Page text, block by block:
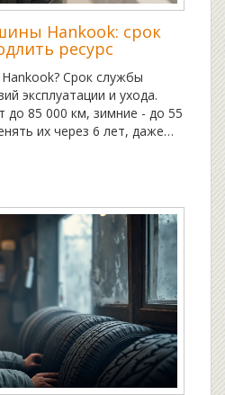
Hankook: срок
ресурс
Срок службы
эксплуатации и ухода.
до 85 000 км, зимние - до 55
их через 6 лет, даже